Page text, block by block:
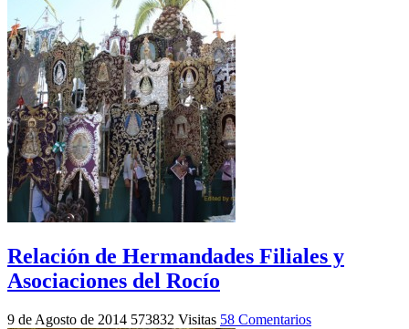
Relación de Hermandades Filiales y
Asociaciones del Rocío
9 de Agosto de 2014 573832 Visitas 58 Comentarios